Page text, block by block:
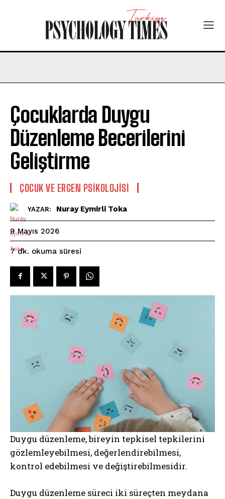
Çocuklarda Duygu
Düzenleme Becerilerini
Geliştirme
ÇOCUK VE ERGEN PSIKOLOJISI
YAZAR: Nuray Eymirli Toka
9 Mayıs 2026
7dk. okuma süresi
Duygu düzenleme, bireyin tepkisel tepkilerini
gözlemleyebilmesi, değerlendirebilmesi,
kontrol edebilmesi ve değiştirebilmesidir.
Duygu düzenleme süreci iki süreçten meydana